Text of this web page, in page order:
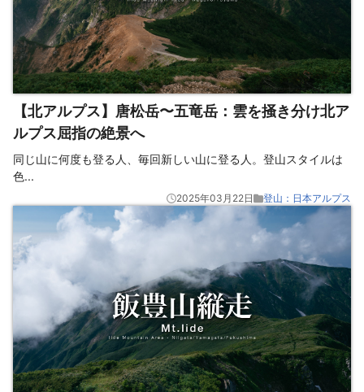
【北アルプス】唐松岳〜五竜岳：雲を掻き分け北ア
ルプス屈指の絶景へ
同じ山に何度も登る人、毎回新しい山に登る人。登山スタイルは
色...
2025年03月22日 登山：日本アルプス